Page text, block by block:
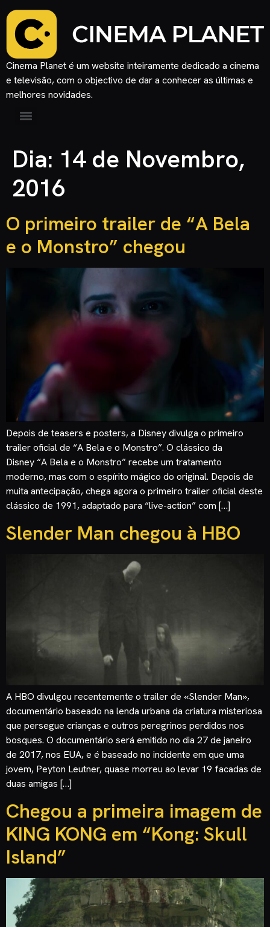
Cinema Planet é um website inteiramente dedicado a cinema
e televisão, com o objectivo de dar a conhecer as últimas e
melhores novidades.
Dia: 14 de Novembro,
2016
O primeiro trailer de “A Bela
e o Monstro” chegou
Depois de teasers e posters, a Disney divulga o primeiro
trailer oficial de “A Bela e o Monstro”. O clássico da
Disney “A Bela e o Monstro” recebe um tratamento
moderno, mas com o espírito mágico do original. Depois de
muita antecipação, chega agora o primeiro trailer oficial deste
clássico de 1991, adaptado para “live-action” com […]
Slender Man chegou à HBO
A HBO divulgou recentemente o trailer de «Slender Man»,
documentário baseado na lenda urbana da criatura misteriosa
que persegue crianças e outros peregrinos perdidos nos
bosques. O documentário será emitido no dia 27 de janeiro
de 2017, nos EUA, e é baseado no incidente em que uma
jovem, Peyton Leutner, quase morreu ao levar 19 facadas de
duas amigas […]
Chegou a primeira imagem de
KING KONG em “Kong: Skull
Island”